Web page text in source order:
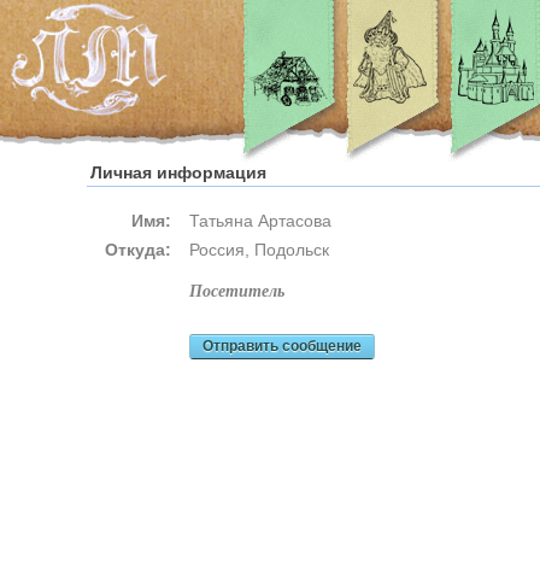
Личная информация
Имя:
Татьяна Артасова
Откуда:
Россия, Подольск
посетитель
Отправить сообщение